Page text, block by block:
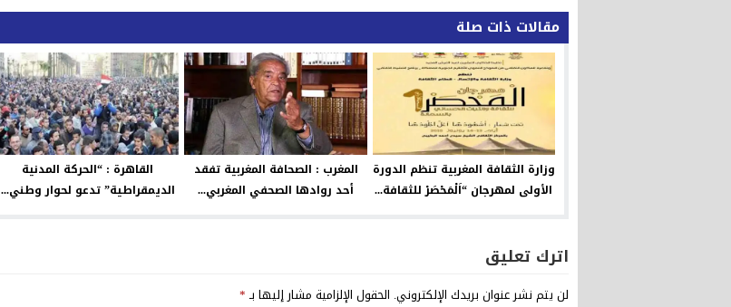
مقالات ذات صلة
وزارة الثقافة المغربية تنظم الدورة
الأولى لمهرجان “اَلْمَحْصَرْ للثقافة...
المغرب : الصحافة المغربية تفقد
أحد روادها الصحفي المغربي...
القاهرة : “الحركة المدنية
الديمقراطية” تدعو لحوار وطني...
اترك تعليق
لن يتم نشر عنوان بريدك الإلكتروني. الحقول الإلزامية مشار إليها بـ*